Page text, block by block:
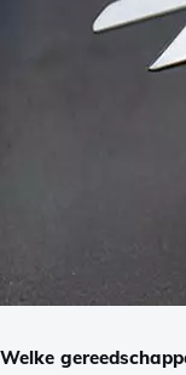
Welke